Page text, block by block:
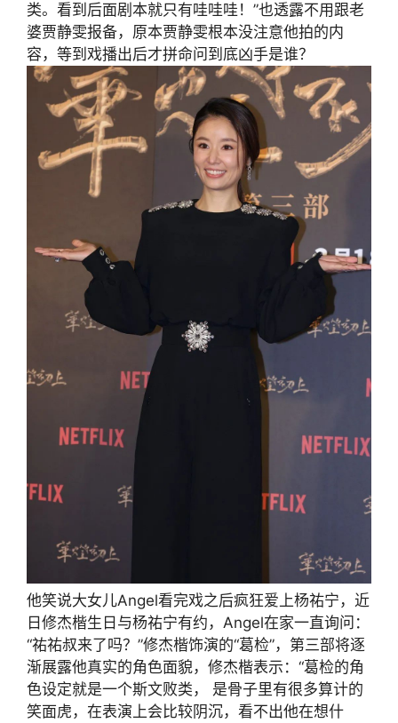
类。看到后面剧本就只有哇哇哇！”也透露不用跟老
婆贾静雯报备，原本贾静雯根本没注意他拍的内
容，等到戏播出后才拼命问到底凶手是谁？
他笑说大女儿Angel看完戏之后疯狂爱上杨祐宁，近
日修杰楷生日与杨祐宁有约，Angel在家一直询问：
“祐祐叔来了吗？”修杰楷饰演的“葛检”，第三部将逐
渐展露他真实的角色面貌，修杰楷表示：“葛检的角
色设定就是一个斯文败类， 是骨子里有很多算计的
笑面虎，在表演上会比较阴沉，看不出他在想什